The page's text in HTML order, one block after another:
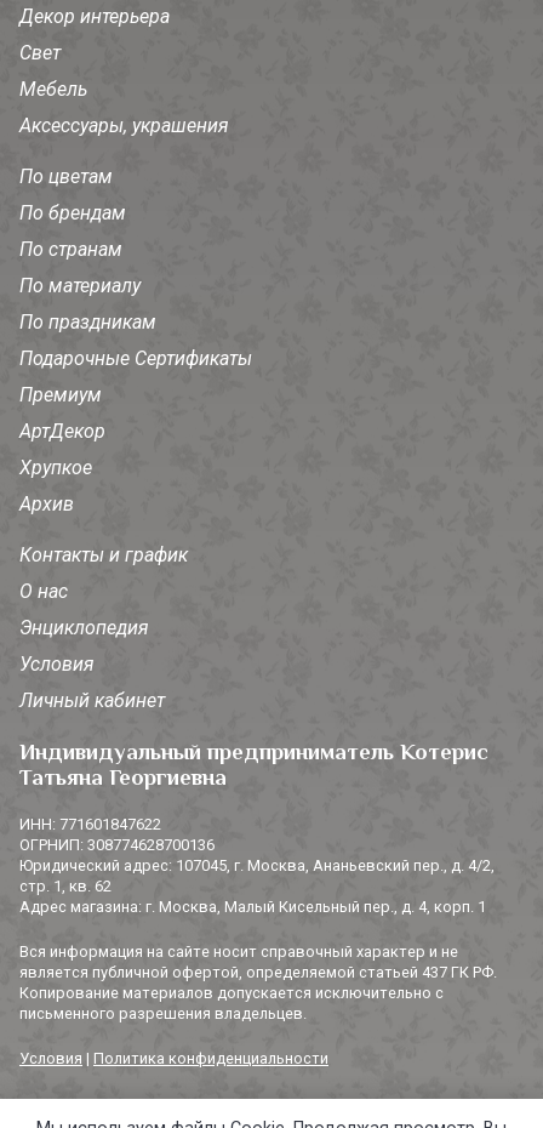
Декор интерьера
Свет
Мебель
Аксессуары, украшения
По цветам
По брендам
По странам
По материалу
По праздникам
Подарочные Сертификаты
Премиум
АртДекор
Хрупкое
Архив
Контакты и график
О нас
Энциклопедия
Условия
Личный кабинет
Индивидуальный предприниматель Котерис
Татьяна Георгиевна
ИНН: 771601847622
ОГРНИП: 308774628700136
Юридический адрес: 107045, г. Москва, Ананьевский пер., д. 4/2,
стр. 1, кв. 62
Адрес магазина: г. Москва, Малый Кисельный пер., д. 4, корп. 1
Вся информация на сайте носит справочный характер и не
является публичной офертой, определяемой статьей 437 ГК РФ.
Копирование материалов допускается исключительно с
письменного разрешения владельцев.
Условия | Политика конфиденциальности